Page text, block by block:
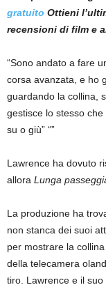
gratuito Ottieni
recensioni di film e
“Sono andato a fare
corsa avanzata, e ho
guardando la collina,
gestisce lo stesso
su o giù” “”
Lawrence ha dovuto
allora Lunga
La produzione ha
non stanca dei suoi
per mostrare la
della telecamera
tiro. Lawrence e il